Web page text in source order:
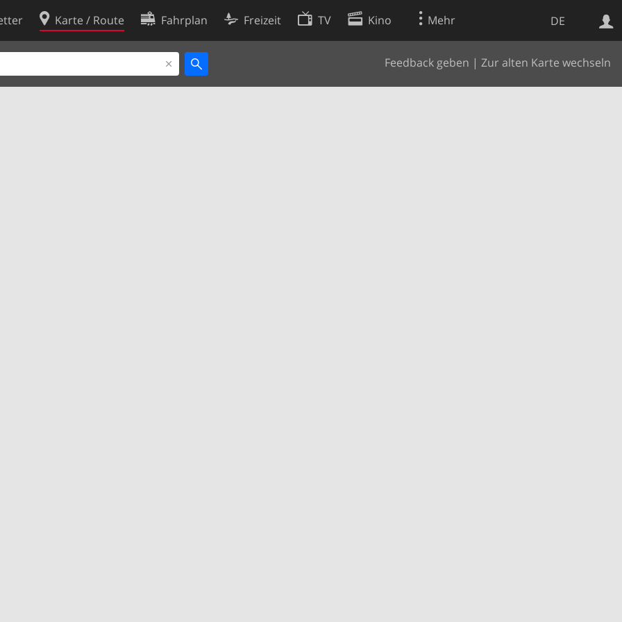
DE
Karte / Route Fahrplan Freizeit TV Kino Mehr
Feedback geben | Zur alten Karte wechseln
Websuche
Cookie-Richtlinie
Cookie-Einstellungen